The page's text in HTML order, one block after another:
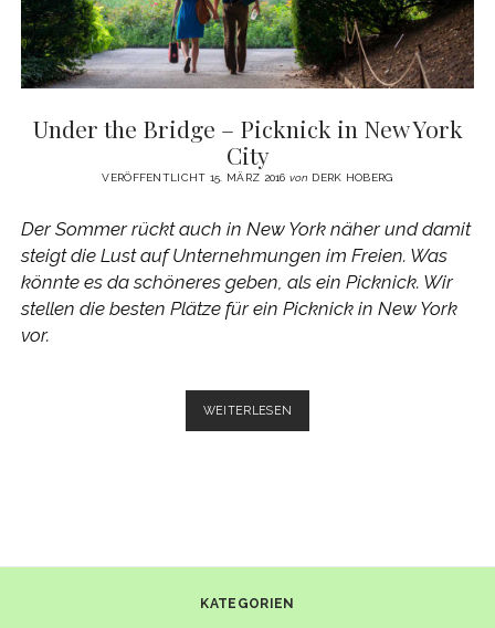
Under the Bridge – Picknick in New York
City
VERÖFFENTLICHT 15. MÄRZ 2016von DERK HOBERG
Der Sommer rückt auch in New York näher und damit
steigt die Lust auf Unternehmungen im Freien. Was
könnte es da schöneres geben, als ein Picknick. Wir
stellen die besten Plätze für ein Picknick in New York
vor.
WEITERLESEN
THE
KATEGORIEN